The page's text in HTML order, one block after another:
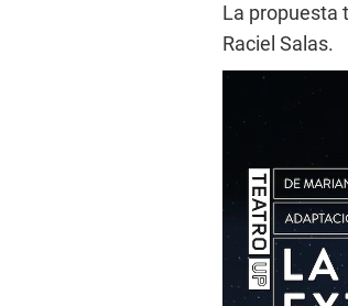
La propuesta
Raciel Salas.